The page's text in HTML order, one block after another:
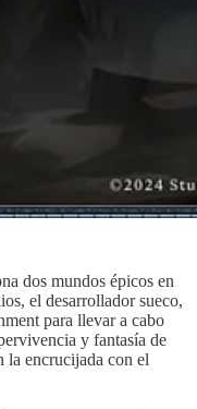
dos mundos épicos en
el desarrollador sueco,
para llevar a cabo
y fantasía de
la encrucijada con el